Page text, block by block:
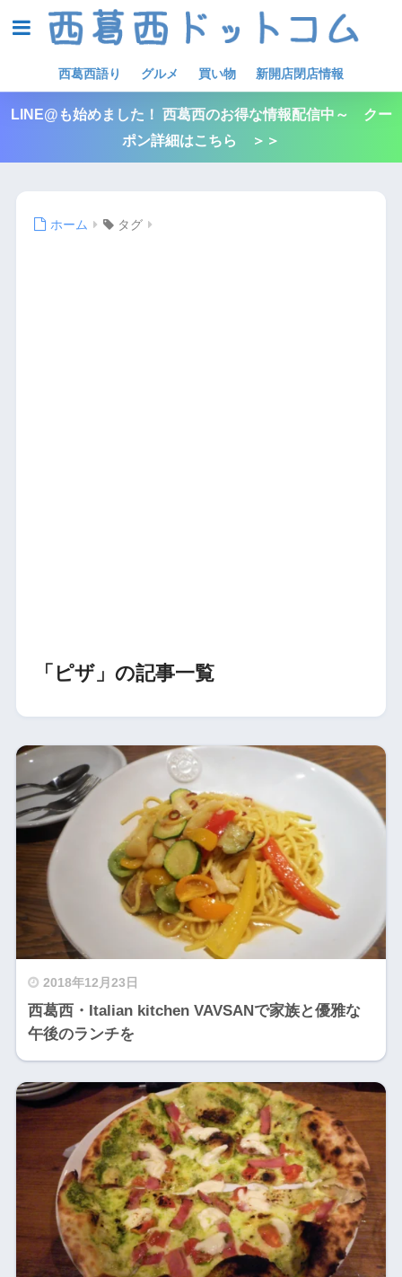
西葛西語り グルメ 買い物 新開店閉店情報
LINE@も始めました！ 西葛西のお得な情報配信中～ クー
ポン詳細はこちら ＞＞
ホーム タグ
「ピザ」の記事一覧
2018年12月23日
西葛西・Italian kitchen VAVSANで家族と優雅な
午後のランチを